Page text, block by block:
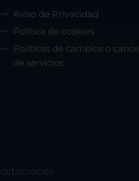
Aviso de Privacidad
Política de cookies
Políticas de cambios o
de servicios
de cookies